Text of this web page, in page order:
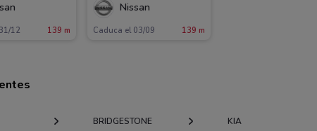
12 139 m
Nissan
Caduca el 03/09 139 m
BRIDGESTONE KIA